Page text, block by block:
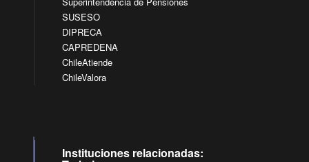
SUSESO
DIPRECA
CAPREDENA
ChileAtiende
ChileValora
Instituciones relacionadas: